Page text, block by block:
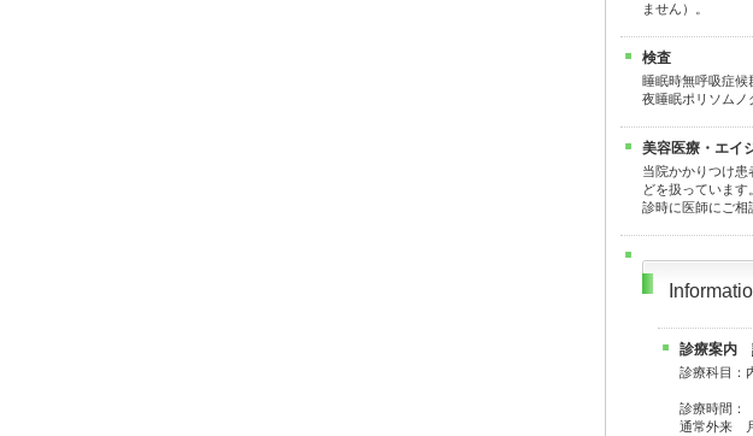
ません）。
検査
睡眠時無呼吸症
夜睡眠ポリソムノ
美容医療・エイ
当院かかりつけ
どを扱っていま
診時に医師にご相
診療案内
診療科目：
診療時間：
通常外来